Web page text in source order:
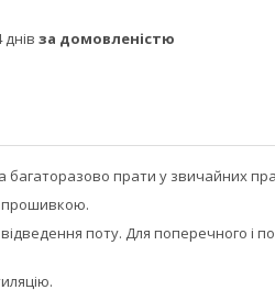
за домовленістю
багаторазово прати у звичайних
прошивкою.
поту. Для поперечного і